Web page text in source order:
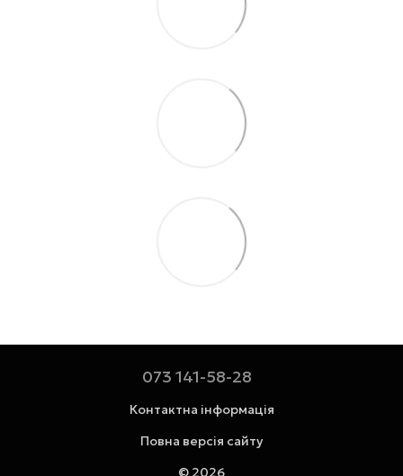
073 141-58-28
Контактна інформація
Повна версія сайту
© 2026